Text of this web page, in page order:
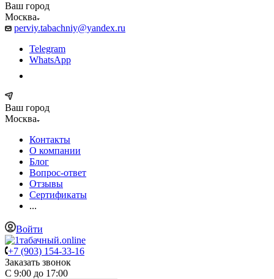
Ваш город
Москва
perviy.tabachniy@yandex.ru
Telegram
WhatsApp
Ваш город
Москва
Контакты
О компании
Блог
Вопрос-ответ
Отзывы
Сертификаты
...
Войти
+7 (903) 154-33-16
Заказать звонок
С 9:00 до 17:00